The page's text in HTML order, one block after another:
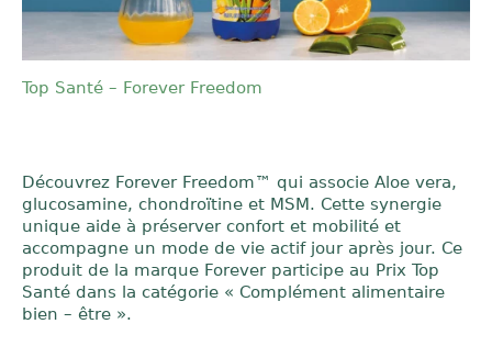
Top Santé – Forever Freedom
Découvrez Forever Freedom™ qui associe Aloe vera,
glucosamine, chondroïtine et MSM. Cette synergie
unique aide à préserver confort et mobilité et
accompagne un mode de vie actif jour après jour. Ce
produit de la marque Forever participe au Prix Top
Santé dans la catégorie « Complément alimentaire
bien – être ».